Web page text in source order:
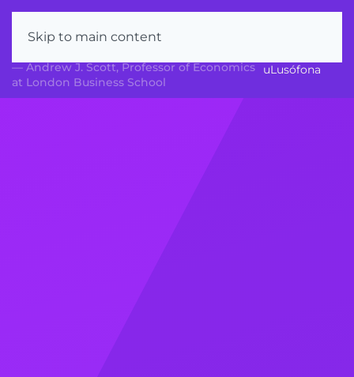
Skip to main content
“As machines get better at being machines,
humans have to get better at being more
— Andrew J. Scott, Professor of Economics
at London Business School
uLusófona